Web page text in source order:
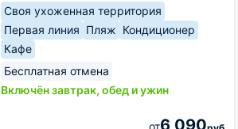
Своя ухоженная территория
Первая линия Пляж Кондиционер
Кафе
Бесплатная отмена
Включён завтрак, обед и ужин
от6 090